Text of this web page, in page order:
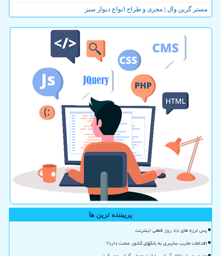
مستر گرین وال | مجری و طراح انواع دیوار سبز
پربیننده ترین ها
پس لرزه های ۸۸ روز قطعی اینترنت
اقدامات مخرب سایبری به بانکهای کشور صحت دارد؟